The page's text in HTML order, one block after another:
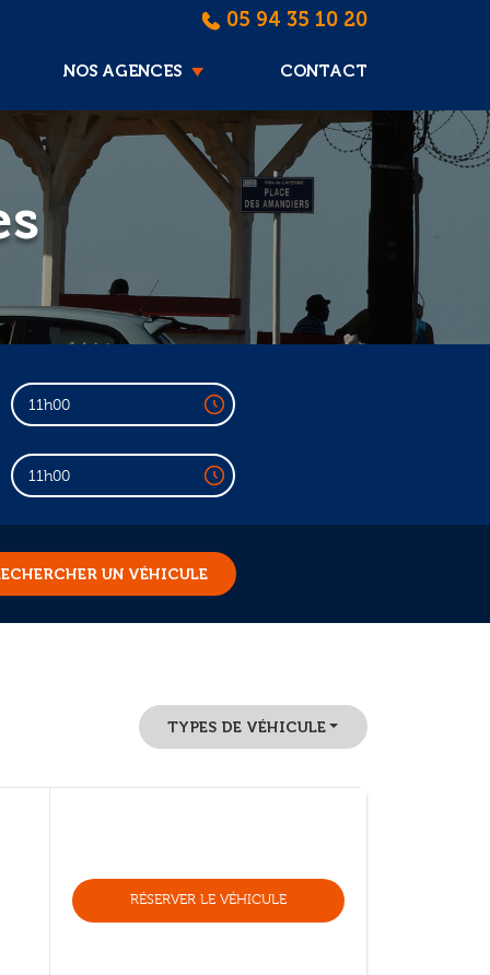
05 94 35 10 20
NOS AGENCES CONTACT
11h00
11h00
UN VÉHICULE
TYPES DE VÉHICULE
RÉSERVER LE VÉHICULE